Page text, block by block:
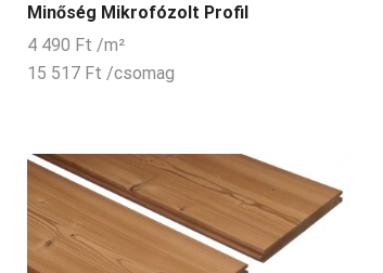
Minőség Mikrofózolt Profil
4 490 Ft /m²
15 517 Ft /csomag